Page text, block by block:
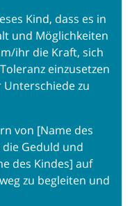
Kind, dass es in
und Möglichkeiten
ihr die Kraft, sich
einzusetzen
zu
von [Name des
Geduld und
des Kindes] auf
zu begleiten und